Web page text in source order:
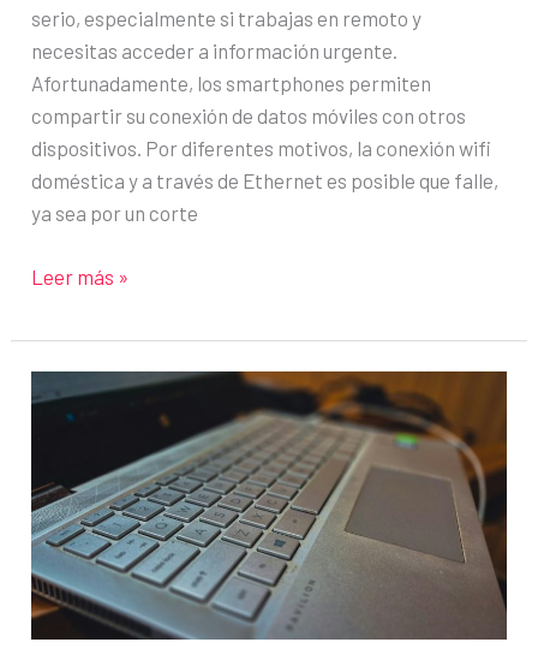
serio, especialmente si trabajas en remoto y
necesitas acceder a información urgente.
Afortunadamente, los smartphones permiten
compartir su conexión de datos móviles con otros
dispositivos. Por diferentes motivos, la conexión wifi
doméstica y a través de Ethernet es posible que falle,
ya sea por un corte
Cómo
los
datos
del
tener
internet
en
el
ordenador
Leer más »